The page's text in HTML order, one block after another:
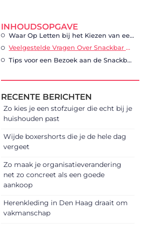
INHOUDSOPGAVE
Waar Op Letten bij het Kiezen van een Snackbar in Eindhoven?
Veelgestelde Vragen Over Snackbar Bezoeken
Tips voor een Bezoek aan de Snackbar in Eindhoven
RECENTE BERICHTEN
Zo kies je een stofzuiger die echt bij je
huishouden past
Wijde boxershorts die je de hele dag
vergeet
Zo maak je organisatieverandering
net zo concreet als een goede
aankoop
Herenkleding in Den Haag draait om
vakmanschap